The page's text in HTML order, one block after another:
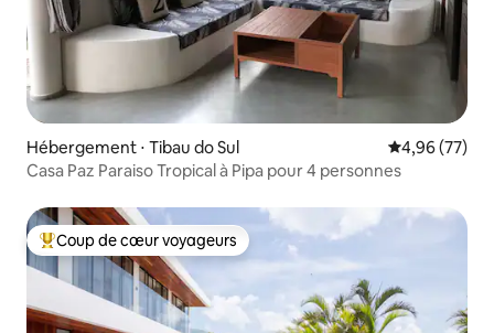
Hébergement ⋅ Tibau do Sul Évaluation
4,96 (77)
Casa Paz Paraiso Tropical à Pipa pour 4 personnes
Coups de cœur voyageurs les plus appréciés
Coup de cœur voyageurs